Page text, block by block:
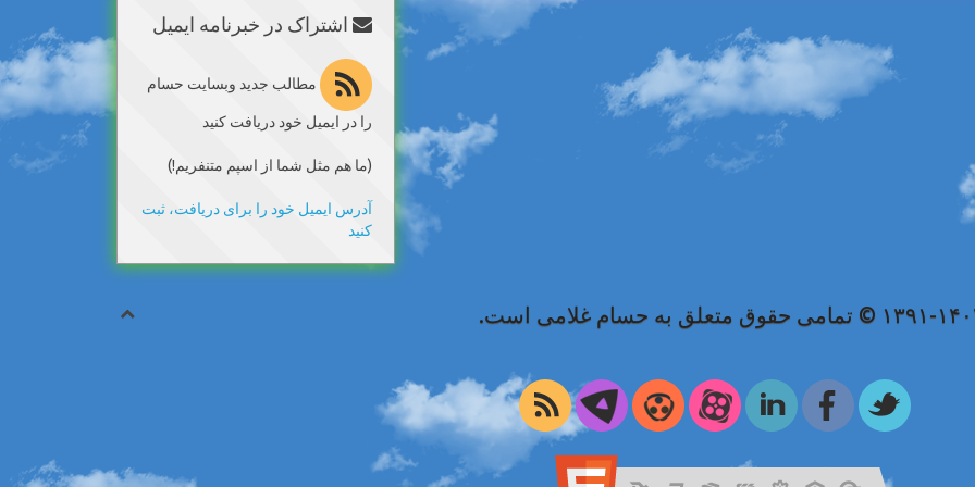
اشتراک در خبرنامه ایمیل
مطالب جدید وبسایت حسام
را در ایمیل خود دریافت کنید
(ما هم مثل شما از اسپم متنفریم!)
آدرس ایمیل خود را برای دریافت، ثبت
کنید
© تمامی حقوق متعلق به حسام غلامی است.